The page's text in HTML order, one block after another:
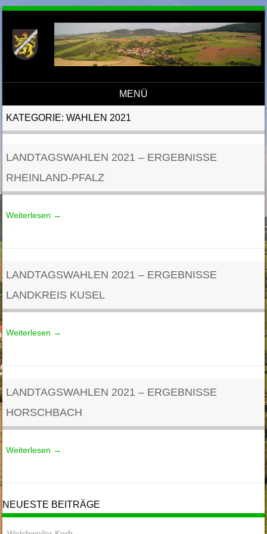
MENÜ
Direkt zum Inhalt
KATEGORIE:WAHLEN 2021
LANDTAGSWAHLEN 2021 – ERGEBNISSE
RHEINLAND-PFALZ
Weiterlesen →
LANDTAGSWAHLEN 2021 – ERGEBNISSE
LANDKREIS KUSEL
Weiterlesen →
LANDTAGSWAHLEN 2021 – ERGEBNISSE
HORSCHBACH
Weiterlesen →
NEUESTE BEITRÄGE